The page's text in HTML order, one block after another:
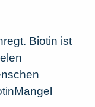
Biotin ist